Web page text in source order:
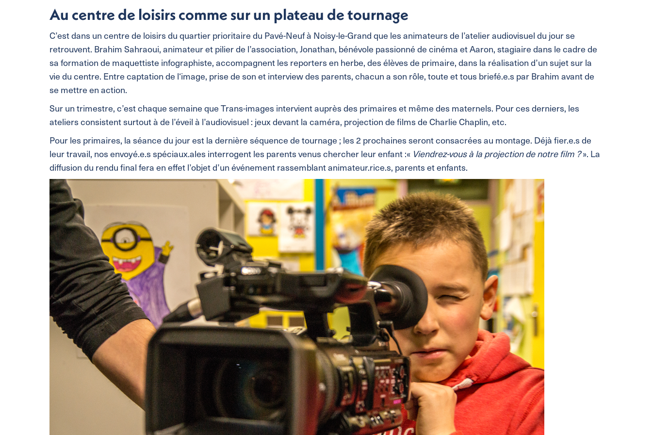
Au centre de loisirs comme sur un plateau de tournage
C’est dans un centre de loisirs du quartier prioritaire du Pavé-Neuf à Noisy-le-Grand que les animateurs de l’atelier audiovisuel du jour se
retrouvent. Brahim Sahraoui, animateur et pilier de l’association, Jonathan, bénévole passionné de cinéma et Aaron, stagiaire dans le cadre de
sa formation de maquettiste infographiste, accompagnent les reporters en herbe, des élèves de primaire, dans la réalisation d’un sujet sur la
vie du centre. Entre captation de l‘image, prise de son et interview des parents, chacun a son rôle, toute et tous briefé.e.s par Brahim avant de
se mettre en action.
Sur un trimestre, c’est chaque semaine que Trans-images intervient auprès des primaires et même des maternels. Pour ces derniers, les
ateliers consistent surtout à de l’éveil à l’audiovisuel : jeux devant la caméra, projection de films de Charlie Chaplin, etc.
Pour les primaires, la séance du jour est la dernière séquence de tournage ; les 2 prochaines seront consacrées au montage. Déjà fier.e.s de
leur travail, nos envoyé.e.s spéciaux.ales interrogent les parents venus chercher leur enfant :« Viendrez-vous à la projection de notre film ?». La
diffusion du rendu final fera en effet l’objet d’un événement rassemblant animateur.rice.s, parents et enfants.